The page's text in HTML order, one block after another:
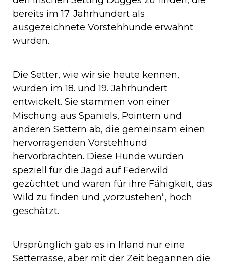
bereits im 17. Jahrhundert als
ausgezeichnete Vorstehhunde erwähnt
wurden.
Die Setter, wie wir sie heute kennen,
wurden im 18. und 19. Jahrhundert
entwickelt. Sie stammen von einer
Mischung aus Spaniels, Pointern und
anderen Settern ab, die gemeinsam einen
hervorragenden Vorstehhund
hervorbrachten. Diese Hunde wurden
speziell für die Jagd auf Federwild
gezüchtet und waren für ihre Fähigkeit, das
Wild zu finden und „vorzustehen“, hoch
geschätzt.
Ursprünglich gab es in Irland nur eine
Setterrasse, aber mit der Zeit begannen die